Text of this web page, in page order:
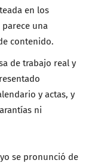
en los
una
contenido.
de trabajo real y
y actas, y
ni
se pronunció de